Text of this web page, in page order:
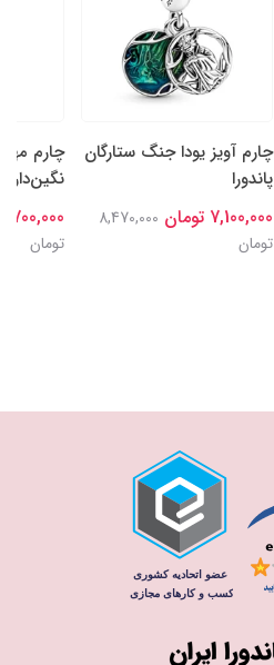
چارم آویز یودا جنگ ستارگان
پاندورا
7,100,000 تومان
8,470,000
تومان
چارم
نگین‌دار
6,700,000
تومان